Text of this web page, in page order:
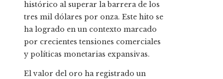
histórico al superar la barrera de los
tres mil dólares por onza. Este hito se
ha logrado en un contexto marcado
por crecientes tensiones comerciales
y políticas monetarias expansivas.
El valor del oro ha registrado un